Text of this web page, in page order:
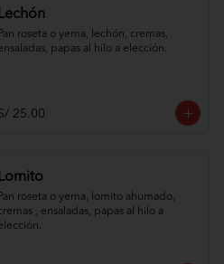
Lechón
Pan roseta o yema, lechón, cremas,
papas al hilo a elección.
25.00
Lomito
Pan roseta o yema, lomito ahumado,
, ensaladas, papas al hilo a